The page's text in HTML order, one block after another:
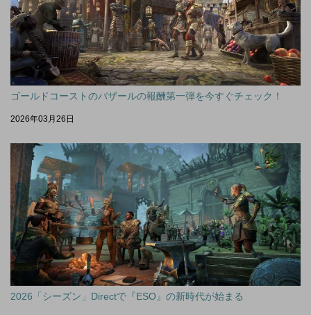
ゴールドコーストのバザールの報酬第一弾を今すぐチェック！
2026年03月26日
2026「シーズン」Directで『ESO』の新時代が始まる